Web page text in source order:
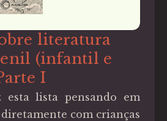
literatura
(infantil e
I
esta lista pensando em
com crianças